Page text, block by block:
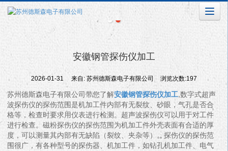
安徽钢管探伤仪加工
2026-01-31 来自:苏州德斯森电子有限公司 浏览次数:197
苏州德斯森电子有限公司带您了解安徽钢管探伤仪加工,数字式超声
波探伤仪的探伤范围是机加工件内部有无裂纹、砂眼，气孔是否合
格等，检查时要求用仪表进行检测。超声波探伤仪可以用于对工件
进行检查。磁粉探伤仪的探伤范围为机加工件外壳表面有合适的厚
度，可以测量其内部有无缺陷（裂纹、夹杂等）。探伤仪的探伤范
围很广，有各种型号的探伤器、机加工件，如钻孔机加工件、电气